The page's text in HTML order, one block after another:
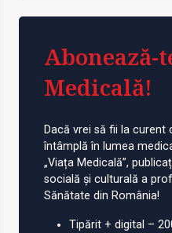
Abonează-
Medicală!
Dacă vrei să fii la curent
întâmplă în lumea
„Viața Medicală”,
socială și culturală a
Sănătate din România!
Tipărit + digital –